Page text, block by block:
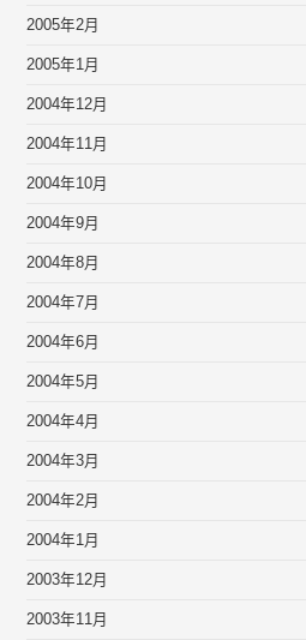
2005年2月
2005年1月
2004年12月
2004年11月
2004年10月
2004年9月
2004年8月
2004年7月
2004年6月
2004年5月
2004年4月
2004年3月
2004年2月
2004年1月
2003年12月
2003年11月